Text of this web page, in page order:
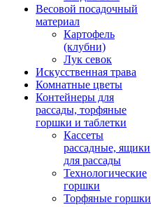
Весовой посадочный
материал
Картофель
(клубни)
Лук севок
Искусственная трава
Комнатные цветы
Контейнеры для
рассады, торфяные
горшки и таблетки
Кассеты
рассадные, ящики
для рассады
Технологические
горшки
Торфяные горшки